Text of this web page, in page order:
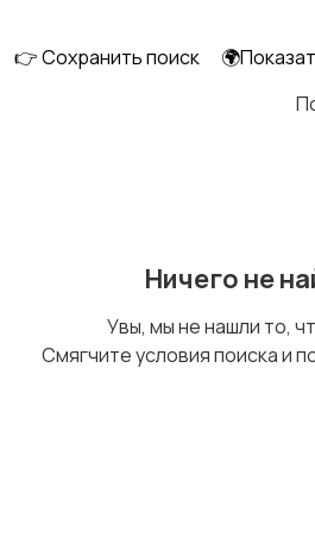
👉 Сохранить поиск
Ничего не
Увы, мы не нашли то,
Смягчите условия поиска и